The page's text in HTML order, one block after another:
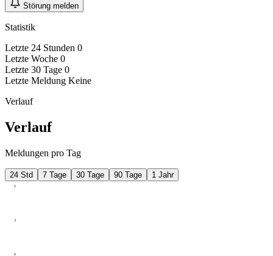
Störung melden
Statistik
Letzte 24 Stunden 0
Letzte Woche 0
Letzte 30 Tage 0
Letzte Meldung Keine
Verlauf
Verlauf
Meldungen pro Tag
24 Std 7 Tage 30 Tage 90 Tage 1 Jahr
0
3
5